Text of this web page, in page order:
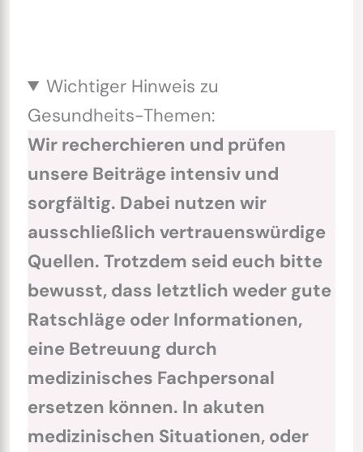
Wichtiger Hinweis zu
Gesundheits-Themen:
Wir recherchieren und prüfen
unsere Beiträge intensiv und
sorgfältig. Dabei nutzen wir
ausschließlich vertrauenswürdige
Quellen. Trotzdem seid euch bitte
bewusst, dass letztlich weder gute
Ratschläge oder Informationen,
eine Betreuung durch
medizinisches Fachpersonal
ersetzen können. In akuten
medizinischen Situationen, oder